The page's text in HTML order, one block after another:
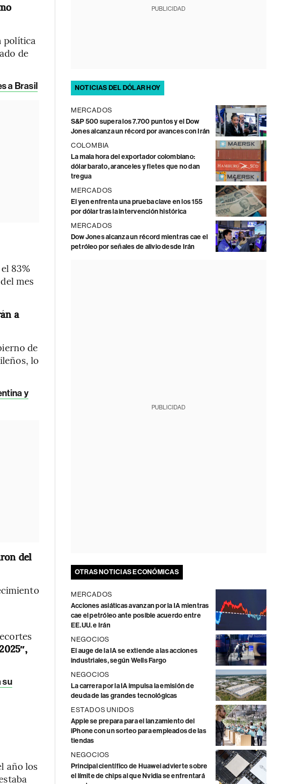
política
de
a Brasil
83%
mes
a
de
lo
y
del
su
año los
PUBLICIDAD
NOTICIAS DEL DÓLAR HOY
MERCADOS
S&P 500 supera los 7.700 puntos y el Dow
Jones alcanza un récord por avances con Irán
COLOMBIA
La mala hora del exportador colombiano:
dólar barato, aranceles y fletes que no dan
tregua
MERCADOS
El yen enfrenta una prueba clave en los 155
por dólar tras la intervención histórica
MERCADOS
Dow Jones alcanza un récord mientras cae el
petróleo por señales de alivio desde Irán
PUBLICIDAD
OTRAS NOTICIAS ECONÓMICAS
MERCADOS
Acciones asiáticas avanzan por la IA mientras
cae el petróleo ante posible acuerdo entre
EE.UU. e Irán
NEGOCIOS
El auge de la IA se extiende a las acciones
industriales, según Wells Fargo
NEGOCIOS
La carrera por la IA impulsa la emisión de
deuda de las grandes tecnológicas
ESTADOS UNIDOS
Apple se prepara para el lanzamiento del
iPhone con un sorteo para empleados de las
tiendas
NEGOCIOS
Principal científico de Huawei advierte sobre
el límite de chips al que Nvidia se enfrentará